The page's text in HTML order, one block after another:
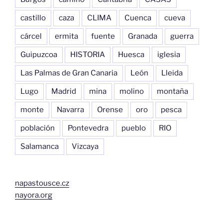
castillo caza CLIMA Cuenca cueva
cárcel ermita fuente Granada guerra
Guipuzcoa HISTORIA Huesca iglesia
Las Palmas de Gran Canaria León Lleida
Lugo Madrid mina molino montaña
monte Navarra Orense oro pesca
población Pontevedra pueblo RIO
Salamanca Vizcaya
napastousce.cz
nayora.org